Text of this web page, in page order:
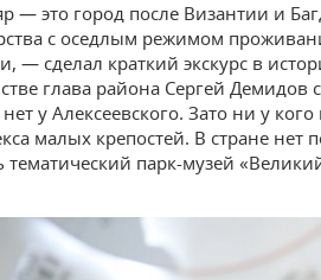
— это город после Византии и
с оседлым режимом
— сделал краткий экскурс в
глава района Сергей Демидов
у Алексеевского. Зато ни у
малых крепостей. В стране
тематический парк-музей